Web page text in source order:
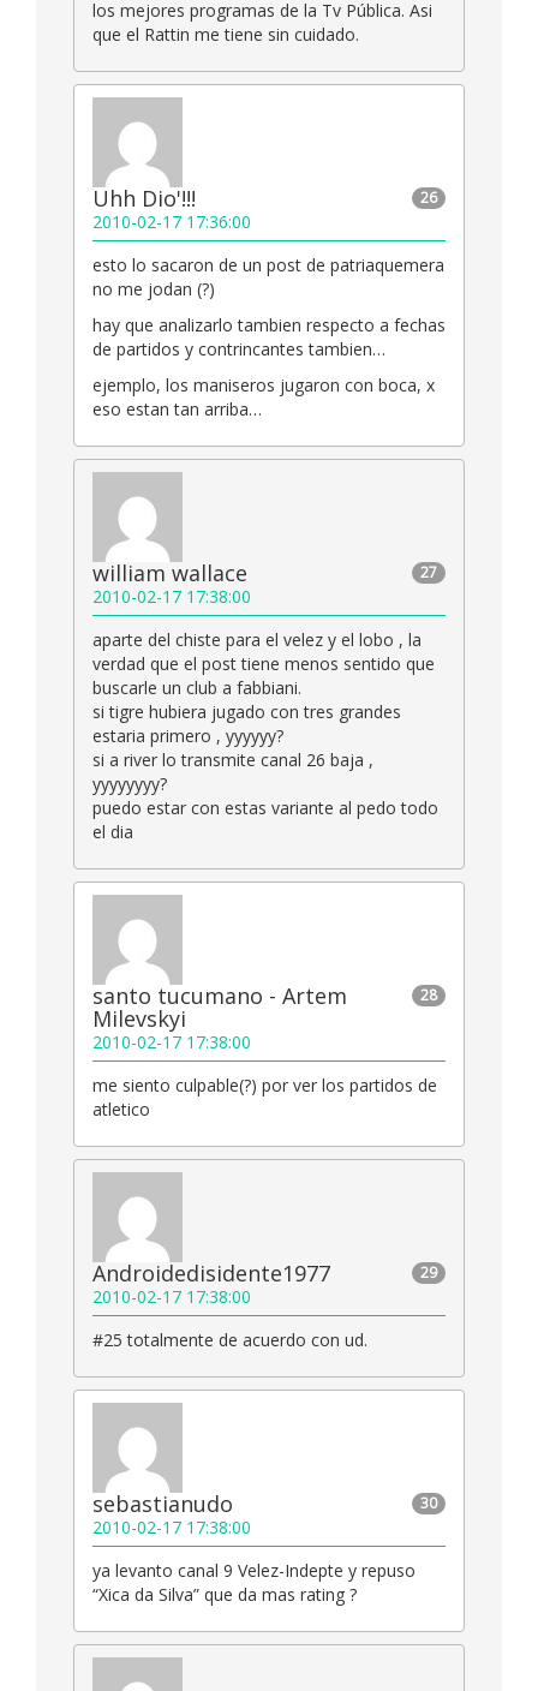
los mejores programas de la Tv Pública. Asi
que el Rattin me tiene sin cuidado.
26
Uhh Dio'!!!
2010-02-17 17:36:00
esto lo sacaron de un post de patriaquemera
no me jodan (?)
hay que analizarlo tambien respecto a fechas
de partidos y contrincantes tambien…
ejemplo, los maniseros jugaron con boca, x
eso estan tan arriba…
27
william wallace
2010-02-17 17:38:00
aparte del chiste para el velez y el lobo , la
verdad que el post tiene menos sentido que
buscarle un club a fabbiani.
si tigre hubiera jugado con tres grandes
estaria primero , yyyyyy?
si a river lo transmite canal 26 baja ,
yyyyyyyy?
puedo estar con estas variante al pedo todo
el dia
28
santo tucumano - Artem
Milevskyi
2010-02-17 17:38:00
me siento culpable(?) por ver los partidos de
atletico
29
Androidedisidente1977
2010-02-17 17:38:00
#25 totalmente de acuerdo con ud.
30
sebastianudo
2010-02-17 17:38:00
ya levanto canal 9 Velez-Indepte y repuso
“Xica da Silva” que da mas rating ?